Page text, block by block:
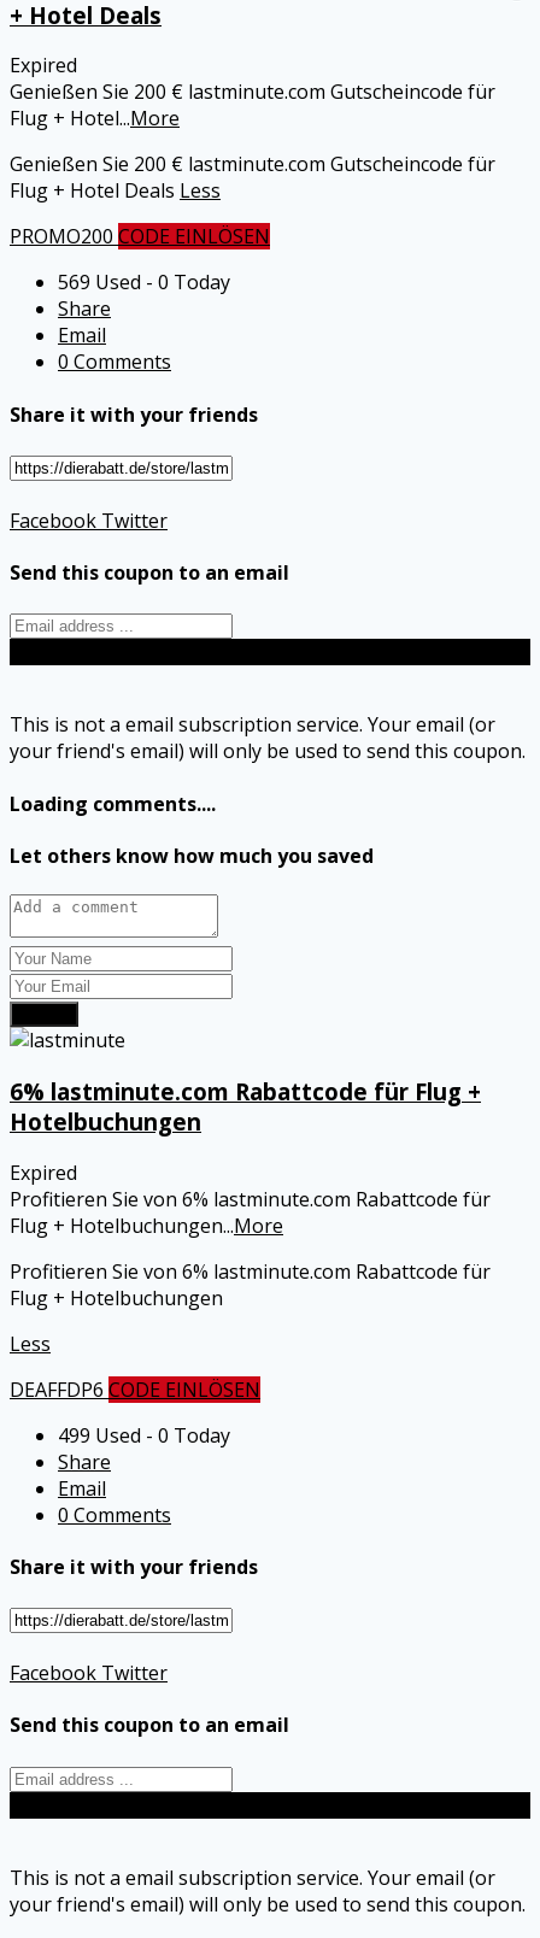
+ Hotel Deals
Expired
Genießen Sie 200 € lastminute.com Gutscheincode für
Flug + Hotel...More
Genießen Sie 200 € lastminute.com Gutscheincode für
Flug + Hotel Deals Less
PROMO200 CODE EINLÖSEN
569 Used - 0 Today
Share
Email
0 Comments
Share it with your friends
Facebook Twitter
Send this coupon to an email
This is not a email subscription service. Your email (or
your friend's email) will only be used to send this coupon.
Loading comments....
Let others know how much you saved
6% lastminute.com Rabattcode für Flug +
Hotelbuchungen
Expired
Profitieren Sie von 6% lastminute.com Rabattcode für
Flug + Hotelbuchungen...More
Profitieren Sie von 6% lastminute.com Rabattcode für
Flug + Hotelbuchungen
Less
DEAFFDP6 CODE EINLÖSEN
499 Used - 0 Today
Share
Email
0 Comments
Share it with your friends
Facebook Twitter
Send this coupon to an email
This is not a email subscription service. Your email (or
your friend's email) will only be used to send this coupon.